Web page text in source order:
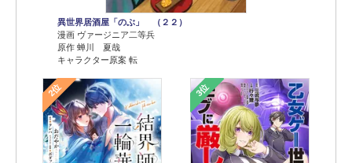
異世界居酒屋「のぶ」 （２２）
漫画 ヴァージニア二等兵
原作 蝉川 夏哉
キャラクター原案 転
2位 3位